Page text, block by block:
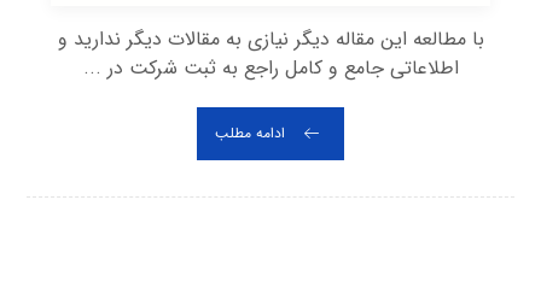
با مطالعه این مقاله دیگر نیازی به مقالات دیگر ندارید و
اطلاعاتی جامع و کامل راجع به ثبت شرکت در ...
ادامه مطلب